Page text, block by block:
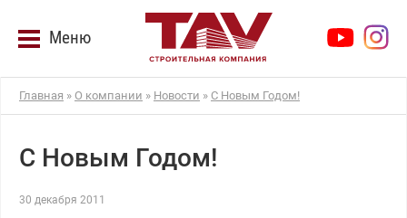
Меню
Главная » О компании » Новости » С Новым Годом!
С Новым Годом!
30 декабря 2011